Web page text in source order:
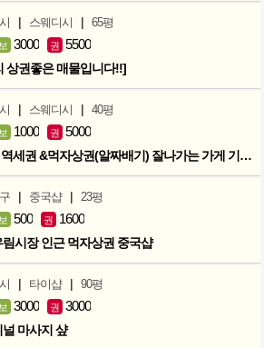
| 스웨디시 | 65평
보 3000 권 5500
상권좋은 매물입니다!!]
| 스웨디시 | 40평
보 1000 권 5000
### 부천 역세권 &먹자상권(알짜배기) 잘나가는 가게 기회입니다 ###
| 중국샵 | 23평
보 500 권 1600
림시장 인근 먹자상권 중국샵
| 타이샵 | 90평
보 3000 권 3000
마사지 샾